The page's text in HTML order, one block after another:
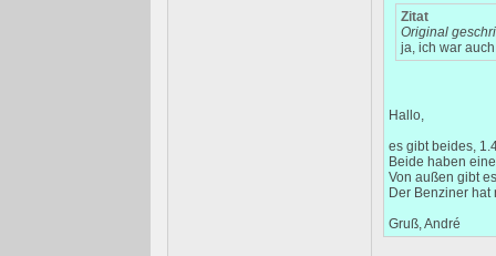
Zitat
Original
ja, ich war
Hallo,
es gibt beides,
Beide haben
Von außen gibt
Der Benziner hat
Gruß, André